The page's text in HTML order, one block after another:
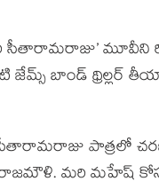
సీతారామరాజు’
జేమ్స్ బాండ్ థ్రిల్లర్
పాత్రలో
రాజమౌళి. మరి మహేష్